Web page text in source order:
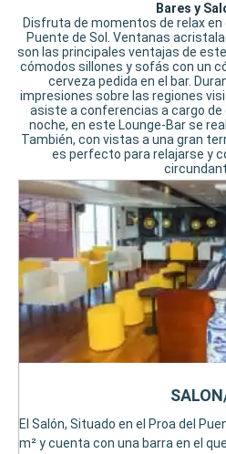
Bares y
Disfruta de momentos de relax en
Puente de Sol. Ventanas
son las principales ventajas de
cómodos sillones y sofás con un
cerveza pedida en el bar.
impresiones sobre las regiones
asiste a conferencias a cargo de
noche, en este Lounge-Bar se
También, con vistas a una gran
es perfecto para relajarse y
El Salón, Situado en el Proa del
m² y cuenta con una barra en el